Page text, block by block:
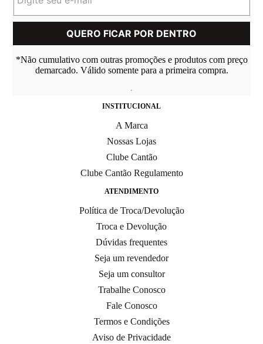
*Não cumulativo com outras promoções e produtos com preço
demarcado. Válido somente para a primeira compra.
INSTITUCIONAL
A Marca
Nossas Lojas
Clube Cantão
Clube Cantão Regulamento
ATENDIMENTO
Política de Troca/Devolução
Troca e Devolução
Dúvidas frequentes
Seja um revendedor
Seja um consultor
Trabalhe Conosco
Fale Conosco
Termos e Condições
Aviso de Privacidade